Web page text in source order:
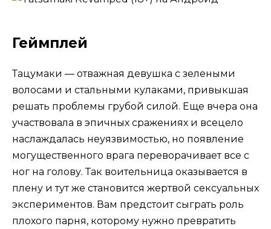
Геймплей
Тацумаки — отважная девушка с зелеными
волосами и стальными кулаками, привыкшая
решать проблемы грубой силой. Еще вчера она
участвовала в эпичных сражениях и всецело
наслаждалась неуязвимостью, но появление
могущественного врага переворачивает все с
ног на голову. Так воительница оказывается в
плену и тут же становится жертвой сексуальных
экспериментов. Вам предстоит сыграть роль
плохого парня, которому нужно превратить